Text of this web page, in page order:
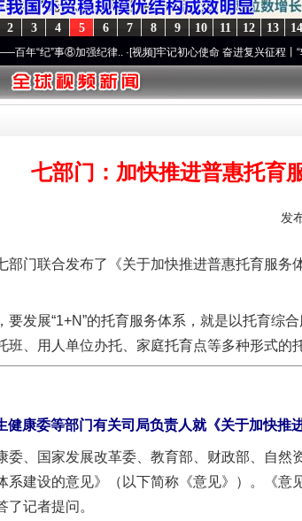
14
13
12
11
10
9
8
7
6
5
4
3
2
事⑧加强纪律..·[视频]牢记初心使命 奋进复兴征程丨“转折之城”
七部门：加快推进普惠托育
发
门联合发布了《关于加快推进普惠托育服务
展“1+N”的托育服务体系，就是以托育综
班、用人单位办托、家庭托育点等多种形式的
健康委等部门有关司局负责人就《关于加快推
、国家发展改革委、教育部、财政部、自然
系建设的意见》（以下简称《意见》）。《意
了记者提问。